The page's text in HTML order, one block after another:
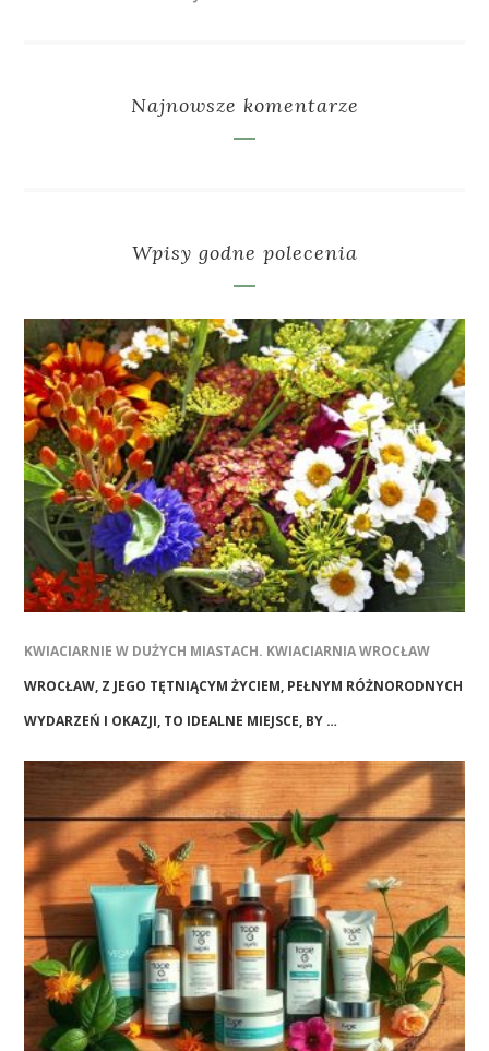
Najnowsze komentarze
Wpisy godne polecenia
KWIACIARNIE W DUŻYCH MIASTACH. KWIACIARNIA WROCŁAW
WROCŁAW, Z JEGO TĘTNIĄCYM ŻYCIEM, PEŁNYM RÓŻNORODNYCH
WYDARZEŃ I OKAZJI, TO IDEALNE MIEJSCE, BY …